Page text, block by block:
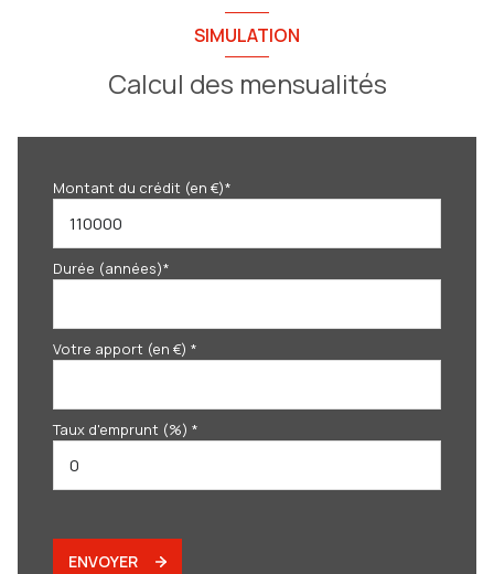
SIMULATION
Calcul des mensualités
Montant du crédit (en €)*
Durée (années)*
Votre apport (en €) *
Taux d'emprunt (%) *
ENVOYER